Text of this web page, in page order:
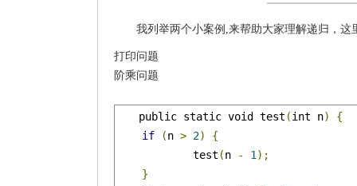
我列举两个小案例,来帮助大家理解递归，
打印问题
阶乘问题
public static void test (int n)
{
if
(n > 2)
{
	    test
(n - 1 );
}